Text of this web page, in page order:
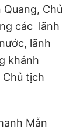
Chủ
các lãnh
lãnh
khánh
tịch
Mẫn